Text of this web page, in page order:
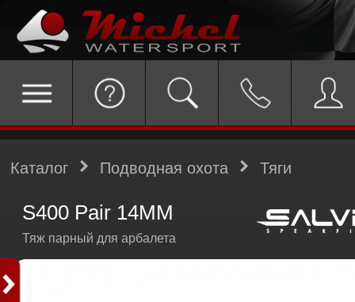
Каталог Подводная охота Тяги
S400 Pair 14MM
Тяж парный для арбалета